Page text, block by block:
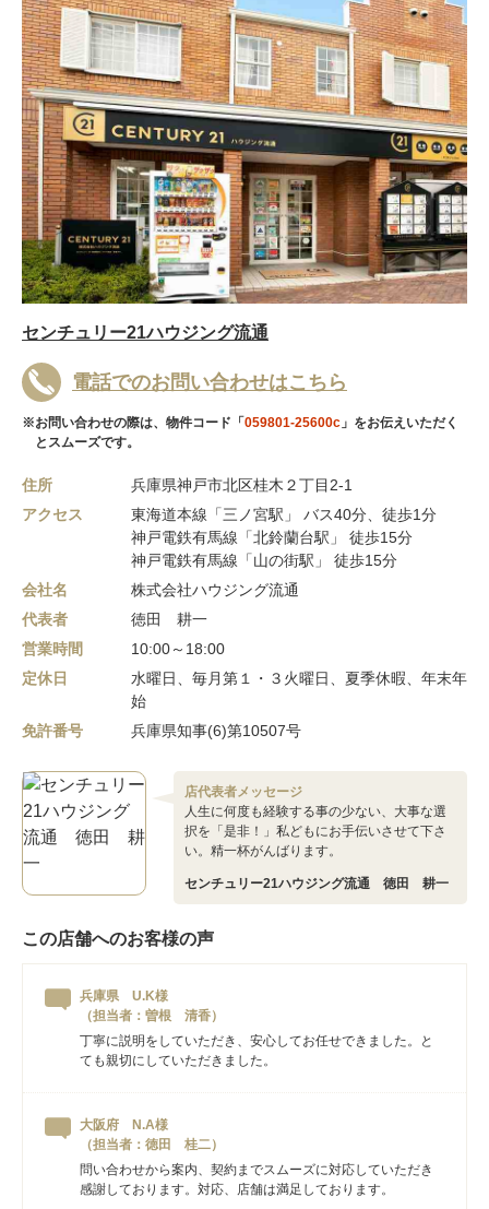
センチュリー21ハウジング流通
電話でのお問い合わせはこちら
※お問い合わせの際は、物件コード「059801-25600c 」をお伝えいただく
とスムーズです。
住所
兵庫県神戸市北区桂木２丁目2-1
アクセス
東海道本線「三ノ宮駅」 バス40分、徒歩1分
神戸電鉄有馬線「北鈴蘭台駅」 徒歩15分
神戸電鉄有馬線「山の街駅」 徒歩15分
会社名
株式会社ハウジング流通
代表者
徳田 耕一
営業時間
10:00～18:00
定休日
水曜日、毎月第１・３火曜日、夏季休暇、年末年
始
免許番号
兵庫県知事(6)第10507号
店代表者メッセージ
人生に何度も経験する事の少ない、大事な選
択を「是非！」私どもにお手伝いさせて下さ
い。精一杯がんばります。
センチュリー21ハウジング流通 徳田 耕一
この店舗へのお客様の声
兵庫県 U.K様
（担当者：曽根 清香）
丁寧に説明をしていただき、安心してお任せできました。と
ても親切にしていただきました。
大阪府 N.A様
（担当者：徳田 桂二）
問い合わせから案内、契約までスムーズに対応していただき
感謝しております。対応、店舗は満足しております。